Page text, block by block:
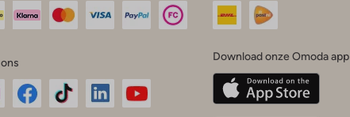
Download onze Omoda app